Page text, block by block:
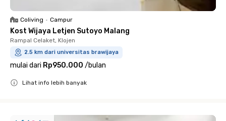
Coliving • Campur
Kost Wijaya Letjen Sutoyo Malang
Rampal Celaket, Klojen
2.5 km dari universitas brawijaya
mulai dari Rp950.000 /bulan
Lihat info lebih banyak